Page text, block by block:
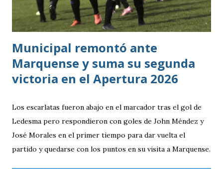
Municipal remontó ante
Marquense y suma su segunda
victoria en el Apertura 2026
Los escarlatas fueron abajo en el marcador tras el gol de
Ledesma pero respondieron con goles de John Méndez y
José Morales en el primer tiempo para dar vuelta el
partido y quedarse con los puntos en su visita a Marquense.